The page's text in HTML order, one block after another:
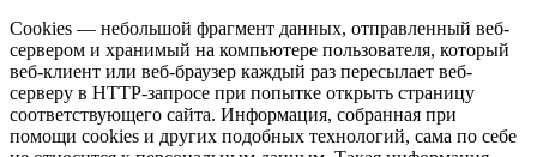
Cookies — небольшой фрагмент данных, отправленный веб-
сервером и хранимый на компьютере пользователя, который
веб-клиент или веб-браузер каждый раз пересылает веб-
серверу в HTTP-запросе при попытке открыть страницу
соответствующего сайта. Информация, собранная при
помощи cookies и других подобных технологий, сама по себе